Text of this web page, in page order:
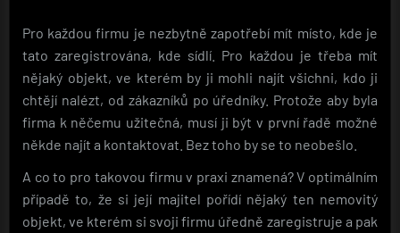
Pro každou firmu je nezbytně zapotřebí mít místo, kde je
tato zaregistrována, kde sídlí. Pro každou je třeba mít
nějaký objekt, ve kterém by ji mohli najít všichni, kdo ji
chtějí nalézt, od zákazníků po úředníky. Protože aby byla
firma k něčemu užitečná, musí ji být v první řadě možné
někde najít a kontaktovat. Bez toho by se to neobešlo.
A co to pro takovou firmu v praxi znamená? V optimálním
případě to, že si její majitel pořídí nějaký ten nemovitý
objekt, ve kterém si svoji firmu úředně zaregistruje a pak